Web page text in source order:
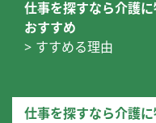
仕事を探すなら介護
おすすめ
> すすめる理由
仕事を探すなら介護